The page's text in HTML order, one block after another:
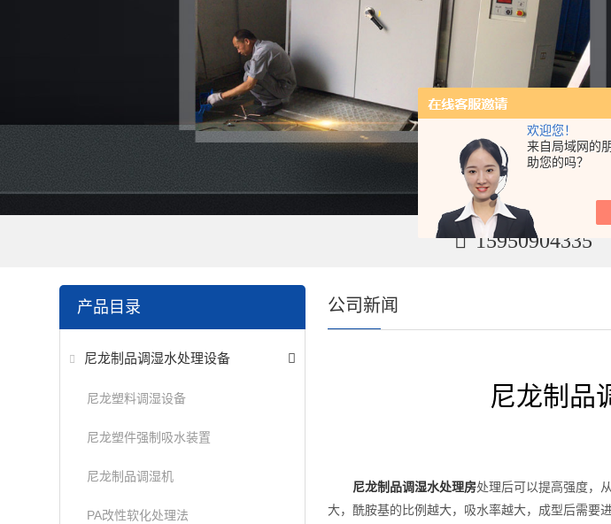
欢迎您！
来自局域网的
助您的吗？
15950904335
产品目录
尼龙制品调湿水处理设备
尼龙塑料调湿设备
尼龙塑件强制吸水装置
尼龙制品调湿机
PA改性软化处理法
公司新闻
尼龙制品
尼龙制品调湿水处理房处理后可以提高强度，
大，酰胺基的比例越大，吸水率越大，成型后需要